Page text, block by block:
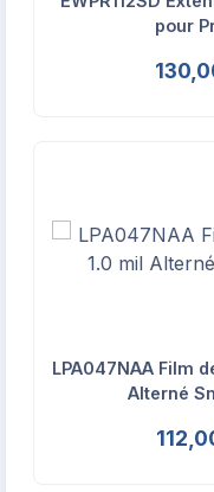
pour
LPA047NAA Film
Alterné